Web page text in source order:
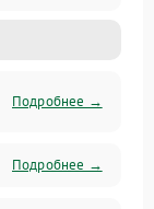
Подробнее →
Подробнее →